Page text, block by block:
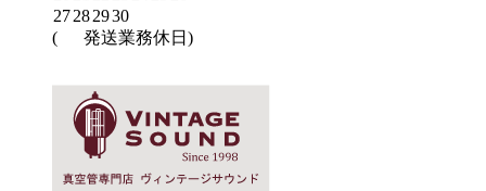
27282930
(
発送業務休日)